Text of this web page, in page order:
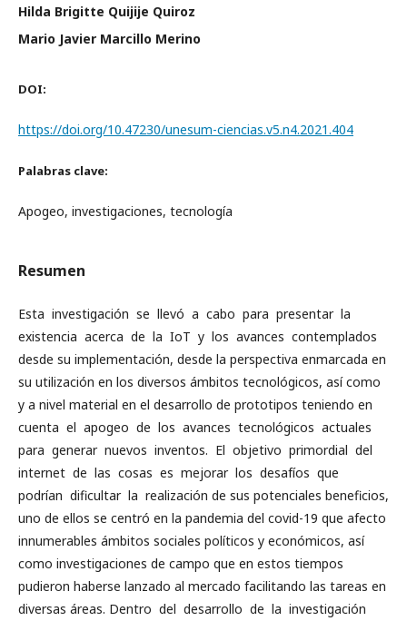
Hilda Brigitte Quijije Quiroz
Mario Javier Marcillo Merino
DOI:
https://doi.org/10.47230/unesum-ciencias.v5.n4.2021.404
Palabras clave:
Apogeo, investigaciones, tecnología
Resumen
Esta investigación se llevó a cabo para presentar la
existencia acerca de la IoT y los avances contemplados
desde su implementación, desde la perspectiva enmarcada en
su utilización en los diversos ámbitos tecnológicos, así como
y a nivel material en el desarrollo de prototipos teniendo en
cuenta el apogeo de los avances tecnológicos actuales
para generar nuevos inventos. El objetivo primordial del
internet de las cosas es mejorar los desafíos que
podrían dificultar la realización de sus potenciales beneficios,
uno de ellos se centró en la pandemia del covid-19 que afecto
innumerables ámbitos sociales políticos y económicos, así
como investigaciones de campo que en estos tiempos
pudieron haberse lanzado al mercado facilitando las tareas en
diversas áreas. Dentro del desarrollo de la investigación